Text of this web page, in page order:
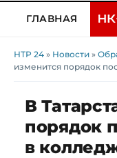
ГЛАВНАЯ
НТР 24 » Новости »
изменится порядок
В
порядок
в